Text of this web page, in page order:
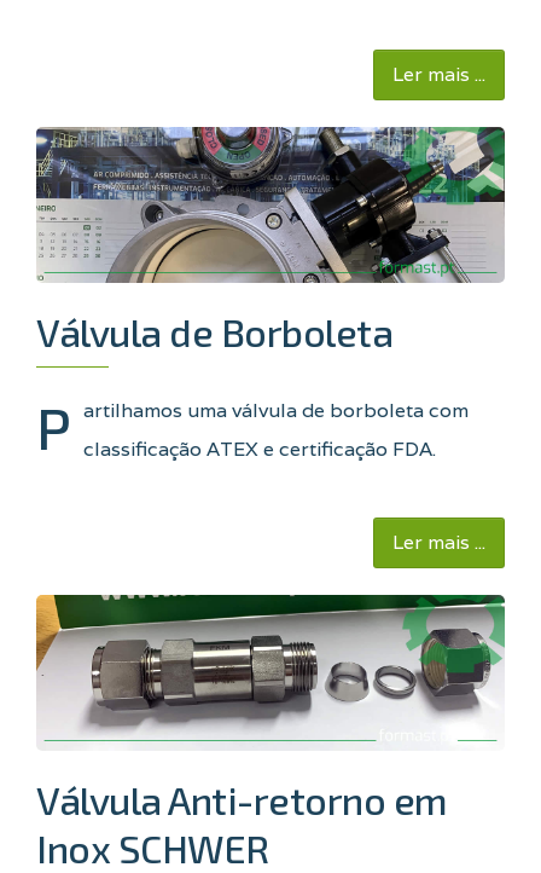
Ler mais ...
Válvula de Borboleta
P artilhamos uma válvula de borboleta com
classificação ATEX e certificação FDA.
Ler mais ...
Válvula Anti-retorno em
Inox SCHWER